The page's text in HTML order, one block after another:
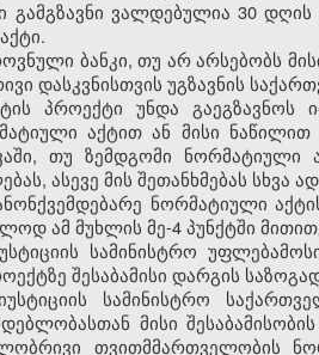
გამგზავნი ვალდებულია 30
ბანკი, თუ არ არსებობს
დასკვნისთვის უგზავნის
პროექტი უნდა
აქტით ან მისი
თუ ზემდგომი
ასევე მის შეთანხმებას
ნორმატიული
ამ მუხლის მე-4 პუნქტში
სამინისტრო
შესაბამისი დარგის
სამინისტრო
მისი
თვითმმართველობის